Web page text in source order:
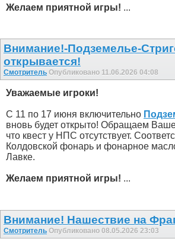
Желаем приятной игры! ...
Внимание!-Подземелье-
открывается!
Смотритель Опубликовано 11.06.2026 04:08
Уважаемые игроки!
С 11 по 17 июня включительно
вновь будет открыто! Обращаем
что квест у НПС отсутствует.
Колдовской фонарь и фонарное
Лавке.
Желаем приятной игры! ...
Внимание! Нашествие на
Смотритель Опубликовано 08.05.2026 23:03